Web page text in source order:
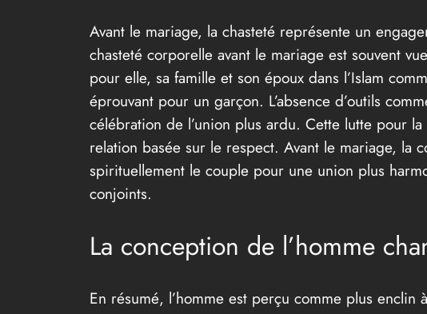
Avant le mariage, la chasteté représente un
chasteté corporelle avant le mariage est souvent
pour elle, sa famille et son époux dans l’Islam
éprouvant pour un garçon. L’absence d’outils
célébration de l’union plus ardu. Cette lutte pour
relation basée sur le respect. Avant le mariage, la
spirituellement le couple pour une union plus
conjoints.
La conception de l’homme
En résumé, l’homme est perçu comme plus